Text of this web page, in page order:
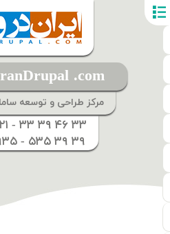
.com
مرکز طراحی و توسعه
+۹۸ - ۲۱ - ۳۳
+۹۸ - ۹۳۵ -